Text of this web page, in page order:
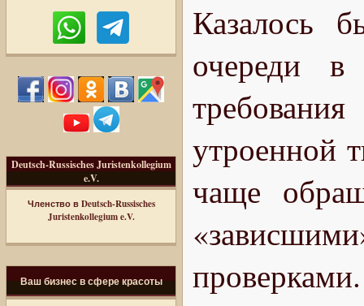
Deutsch-Russisches Juristenkollegium
e.V.
Членство в Deutsch-Russisches
Juristenkollegium e.V.
Ваш бизнес в сфере красоты
Казалось
очереди в
утроенной
чаще
проверками.